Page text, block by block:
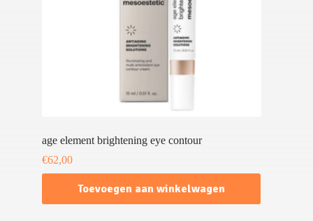
age element brightening eye contour
€62,00
Toevoegen aan winkelwagen